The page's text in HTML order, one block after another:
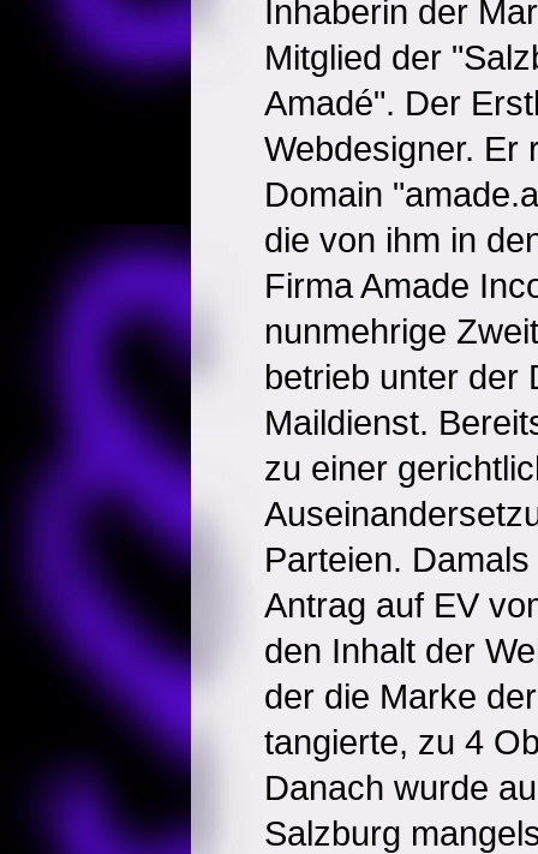
Inhaberin der
Mitglied der
Amadé". Der
Webdesigner. Er
Domain
die von ihm in
Firma Amade
nunmehrige
betrieb unter der
Maildienst.
zu einer
Parteien.
Antrag auf EV
den Inhalt der
der die Marke
tangierte, zu 4
Danach wurde
Salzburg